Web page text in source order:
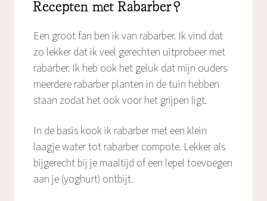
Recepten met Rabarber?
Een groot fan ben ik van rabarber. Ik vind dat
zo lekker dat ik veel gerechten uitprobeer met
rabarber. Ik heb ook het geluk dat mijn ouders
meerdere rabarber planten in de tuin hebben
staan zodat het ook voor het grijpen ligt.
In de basis kook ik rabarber met een klein
laagje water tot rabarber compote. Lekker als
bijgerecht bij je maaltijd of een lepel toevoegen
aan je (yoghurt) ontbijt.